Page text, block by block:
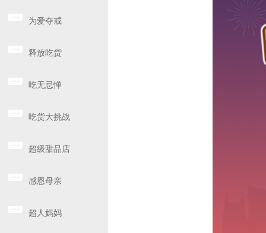
为爱夺戒
释放吃货
吃无忌惮
吃货大挑战
超级甜品店
感恩母亲
超人妈妈